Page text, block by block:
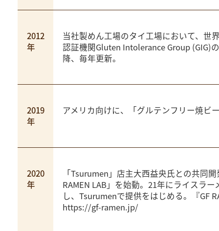
2012
年
当社製めん工場のタイ工場において、世
認証機関Gluten Intolerance Group (GIG)
降、毎年更新。
2019
年
アメリカ向けに、「グルテンフリー焼ビ
2020
年
「Tsurumen」店主大西益央氏との共同
RAMEN LAB」を始動。21年にライスラ
し、Tsurumenで提供をはじめる。『GF
https://gf-ramen.jp/